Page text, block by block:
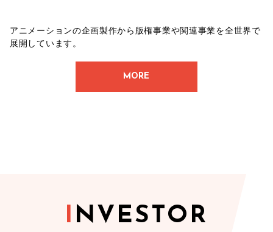
アニメーションの企画製作から版権事業や関連事業を全世界で
展開しています。
MORE
INVESTOR